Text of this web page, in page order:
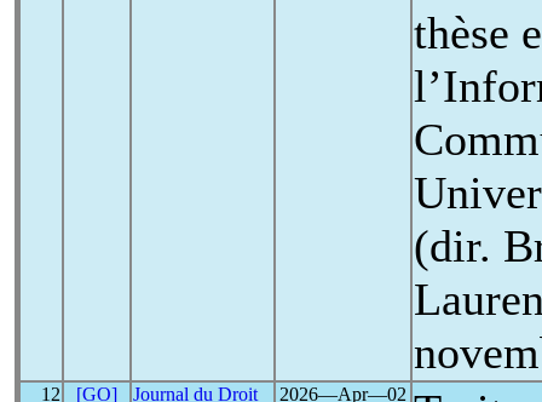
thèse
(dir.
12 [GO]
Journal du Droit
2026―Apr―02